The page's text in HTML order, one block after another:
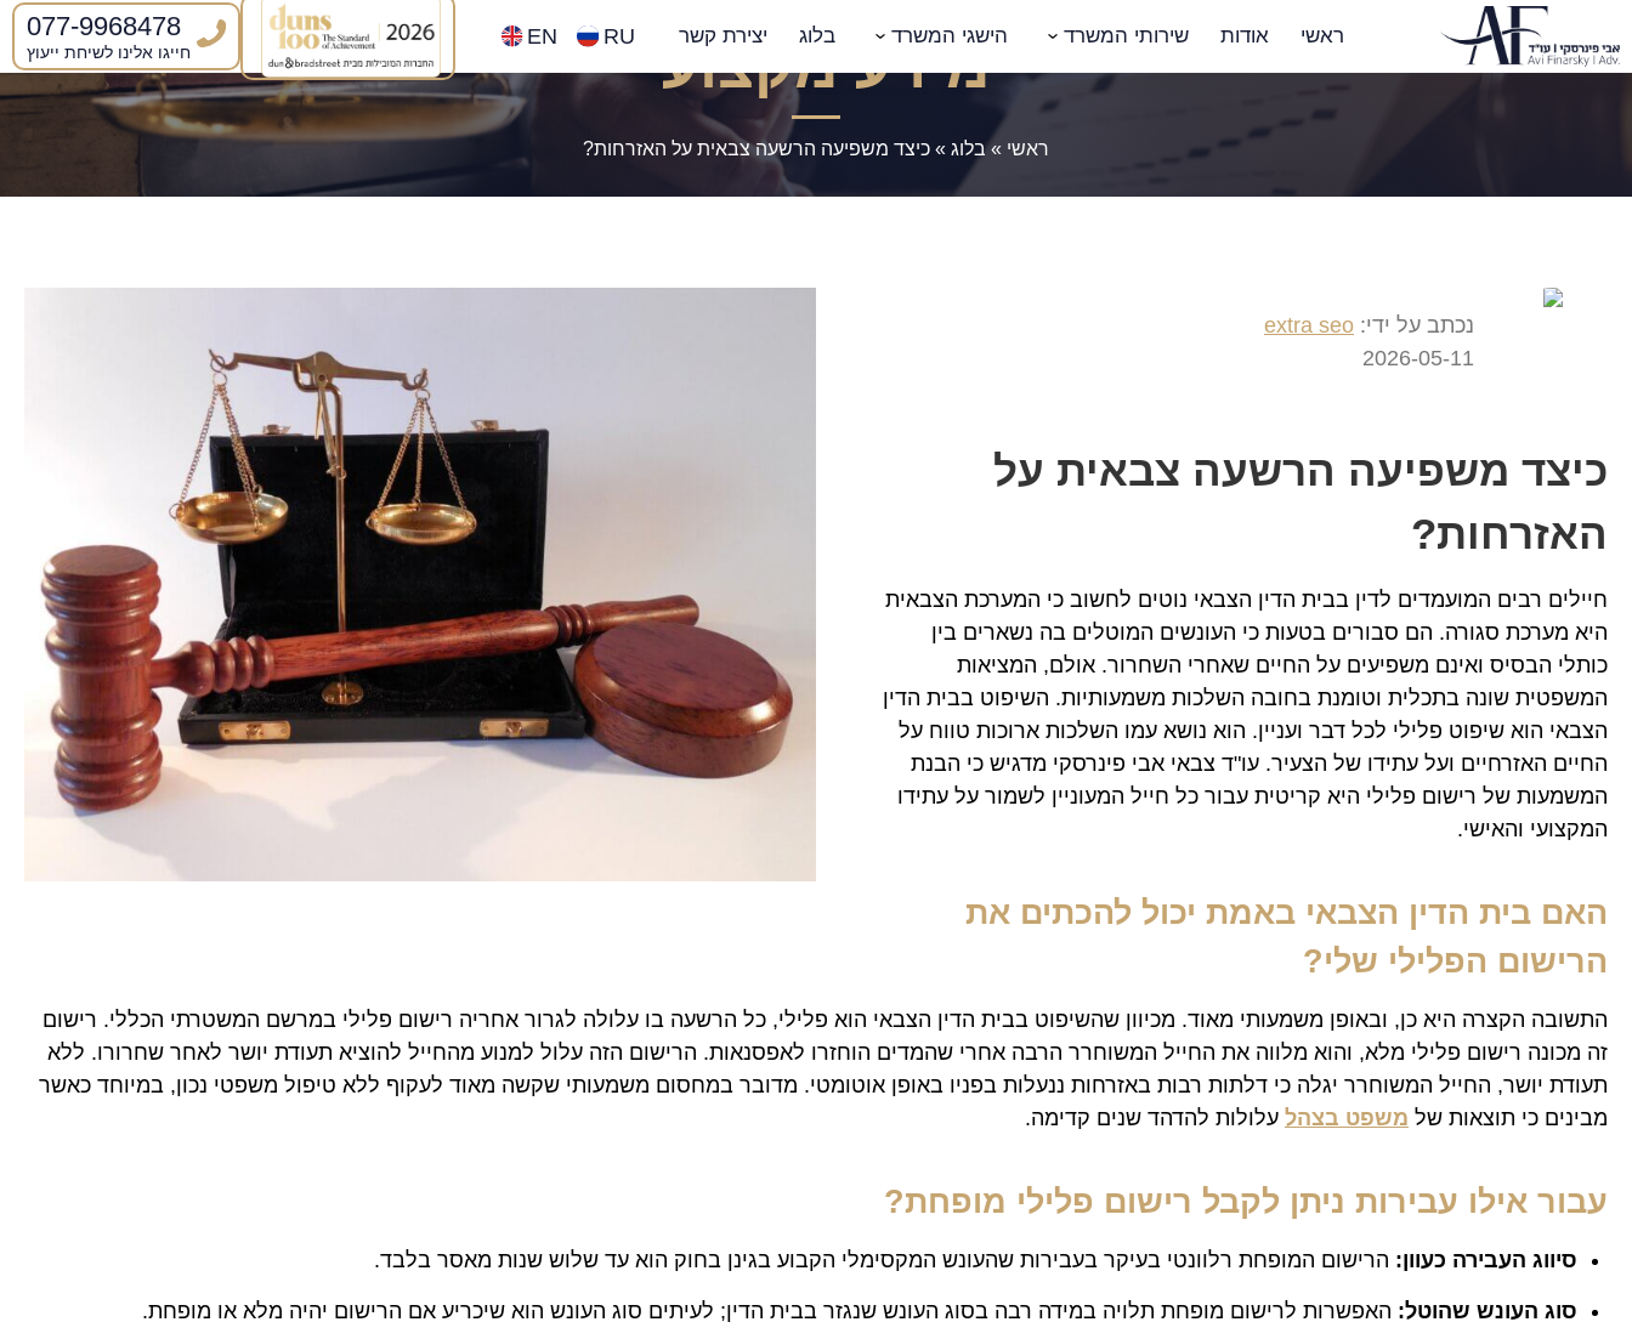
ראשי אודות שירותי המשרד הישגי המשרד בלוג יצירת קשר RU
EN
077-9968478
חייגו אלינו לשיחת ייעוץ מידע מקצועי
ראשי »בלוג » כיצד משפיעה הרשעה צבאית על האזרחות?
נכתב על ידי: extra seo
2026-05-11
כיצד משפיעה הרשעה צבאית על
האזרחות?
חיילים רבים המועמדים לדין בבית הדין הצבאי נוטים לחשוב כי המערכת הצבאית
היא מערכת סגורה. הם סבורים בטעות כי העונשים המוטלים בה נשארים בין
כותלי הבסיס ואינם משפיעים על החיים שאחרי השחרור. אולם, המציאות
המשפטית שונה בתכלית וטומנת בחובה השלכות משמעותיות. השיפוט בבית הדין
הצבאי הוא שיפוט פלילי לכל דבר ועניין. הוא נושא עמו השלכות ארוכות טווח על
החיים האזרחיים ועל עתידו של הצעיר. עו"ד צבאי אבי פינרסקי מדגיש כי הבנת
המשמעות של רישום פלילי היא קריטית עבור כל חייל המעוניין לשמור על עתידו
המקצועי והאישי.
האם בית הדין הצבאי באמת יכול להכתים את
הרישום הפלילי שלי?
התשובה הקצרה היא כן, ובאופן משמעותי מאוד. מכיוון שהשיפוט בבית הדין הצבאי הוא פלילי, כל הרשעה בו עלולה לגרור אחריה רישום פלילי במרשם המשטרתי הכללי. רישום
זה מכונה רישום פלילי מלא, והוא מלווה את החייל המשוחרר הרבה אחרי שהמדים הוחזרו לאפסנאות. הרישום הזה עלול למנוע מהחייל להוציא תעודת יושר לאחר שחרורו. ללא
תעודת יושר, החייל המשוחרר יגלה כי דלתות רבות באזרחות ננעלות בפניו באופן אוטומטי. מדובר במחסום משמעותי שקשה מאוד לעקוף ללא טיפול משפטי נכון, במיוחד כאשר
מבינים כי תוצאות של משפט בצהל עלולות להדהד שנים קדימה.
עבור אילו עבירות ניתן לקבל רישום פלילי מופחת?
סיווג העבירה כעוון: הרישום המופחת רלוונטי בעיקר בעבירות שהעונש המקסימלי הקבוע בגינן בחוק הוא עד שלוש שנות מאסר בלבד.
סוג העונש שהוטל: האפשרות לרישום מופחת תלויה במידה רבה בסוג העונש שנגזר בבית הדין; לעיתים סוג העונש הוא שיכריע אם הרישום יהיה מלא או מופחת.